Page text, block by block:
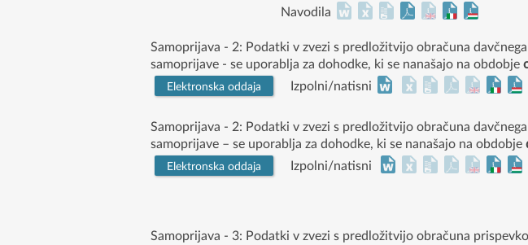
Navodila
Samoprijava - 2: Podatki v zvezi s predložitvijo obračuna
samoprijave - se uporablja za dohodke, ki se nanašajo na obdobje
Elektronska oddaja Izpolni/natisni
Samoprijava - 2: Podatki v zvezi s predložitvijo obračuna
samoprijave – se uporablja za dohodke, ki se nanašajo na obdobje
Elektronska oddaja Izpolni/natisni
Samoprijava - 3: Podatki v zvezi s predložitvijo obračuna